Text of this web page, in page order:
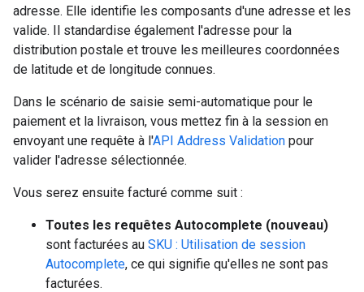
adresse. Elle identifie les composants d'une adresse et les
valide. Il standardise également l'adresse pour la
distribution postale et trouve les meilleures coordonnées
de latitude et de longitude connues.
Dans le scénario de saisie semi-automatique pour le
paiement et la livraison, vous mettez fin à la session en
envoyant une requête à l'API Address Validation pour
valider l'adresse sélectionnée.
Vous serez ensuite facturé comme suit :
Toutes les requêtes Autocomplete (nouveau)
sont facturées au SKU : Utilisation de session
Autocomplete, ce qui signifie qu'elles ne sont pas
facturées.